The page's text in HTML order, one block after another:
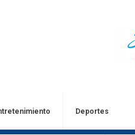
Deportes